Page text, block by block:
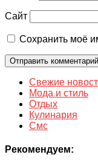
Сайт
Сохранить моё
Свежие
Мода и стиль
Отдых
Кулинария
Смс
Рекомендуем: